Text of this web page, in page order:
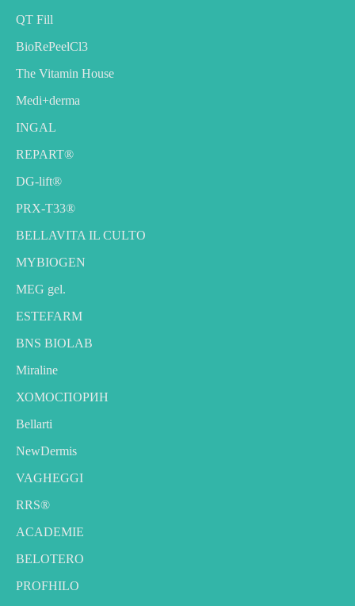
QT Fill
BioRePeelCl3
The Vitamin House
Medi+derma
INGAL
REPART®
DG-lift®️
PRX-T33®
BELLAVITA IL CULTO
MYBIOGEN
MEG gel.
ESTEFARM
BNS BIOLAB
Miraline
ХОМОСПОРИН
Bellarti
NewDermis
VAGHEGGI
RRS®
ACADEMIE
BELOTERO
PROFHILO